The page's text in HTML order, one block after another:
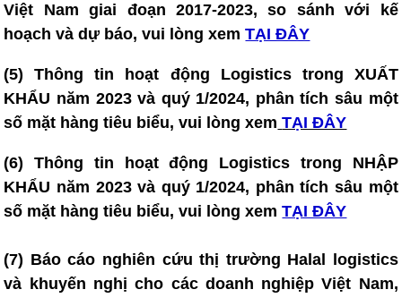
Việt Nam giai đoạn 2017-2023, so sánh với kế
hoạch và dự báo, vui lòng xemTẠI ĐÂY
(5) Thông tin hoạt động Logistics trong XUẤT
KHẨU năm 2023 và quý 1/2024, phân tích sâu một
số mặt hàng tiêu biểu, vui lòng xem TẠI ĐÂY
(6)
Thông tin hoạt động Logistics trong NHẬP
KHẨU năm 2023 và quý 1/2024, phân tích sâu một
số mặt hàng tiêu biểu, vui lòng xemTẠI ĐÂY
(7) Báo cáo nghiên cứu thị trường Halal logistics
và khuyến nghị cho các doanh nghiệp Việt Nam,